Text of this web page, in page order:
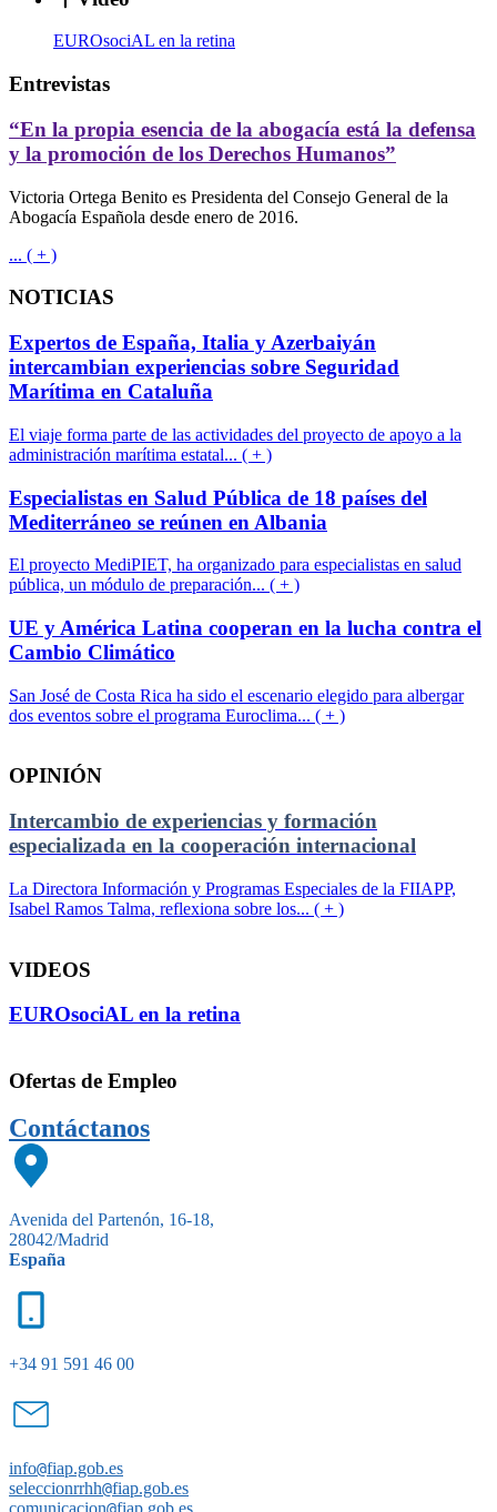
EUROsociAL en la retina
Entrevistas
“En la propia esencia de la abogacía está la defensa
y la promoción de los Derechos Humanos”
Victoria Ortega Benito es Presidenta del Consejo General de la
Abogacía Española desde enero de 2016.
... ( + )
NOTICIAS
Expertos de España, Italia y Azerbaiyán
intercambian experiencias sobre Seguridad
Marítima en Cataluña
El viaje forma parte de las actividades del proyecto de apoyo a la
administración marítima estatal... ( + )
Especialistas en Salud Pública de 18 países del
Mediterráneo se reúnen en Albania
El proyecto MediPIET, ha organizado para especialistas en salud
pública, un módulo de preparación... ( + )
UE y América Latina cooperan en la lucha contra el
Cambio Climático
San José de Costa Rica ha sido el escenario elegido para albergar
dos eventos sobre el programa Euroclima... ( + )
OPINIÓN
Intercambio de experiencias y formación
especializada en la cooperación internacional
La Directora Información y Programas Especiales de la FIIAPP,
Isabel Ramos Talma, reflexiona sobre los... ( + )
VIDEOS
EUROsociAL en la retina
Ofertas de Empleo
Contáctanos
Avenida del Partenón, 16-18,
28042/Madrid
España
+34 91 591 46 00
info@fiap.gob.es
seleccionrrhh@fiap.gob.es